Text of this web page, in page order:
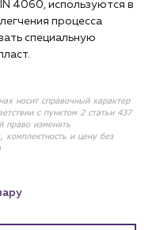
4060, используются в
процесса
специальную
носит справочный характер
с пунктом 2 статьи 437
право изменять
комплектность и цену без